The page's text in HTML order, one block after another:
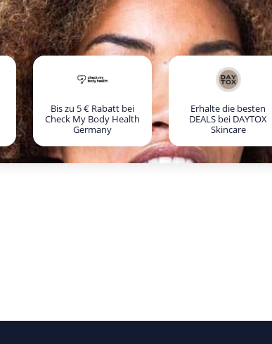
Bis zu 5 € Rabatt bei
Check My Body Health
Germany
Erhalte die besten
DEALS bei DAYTOX
Skincare